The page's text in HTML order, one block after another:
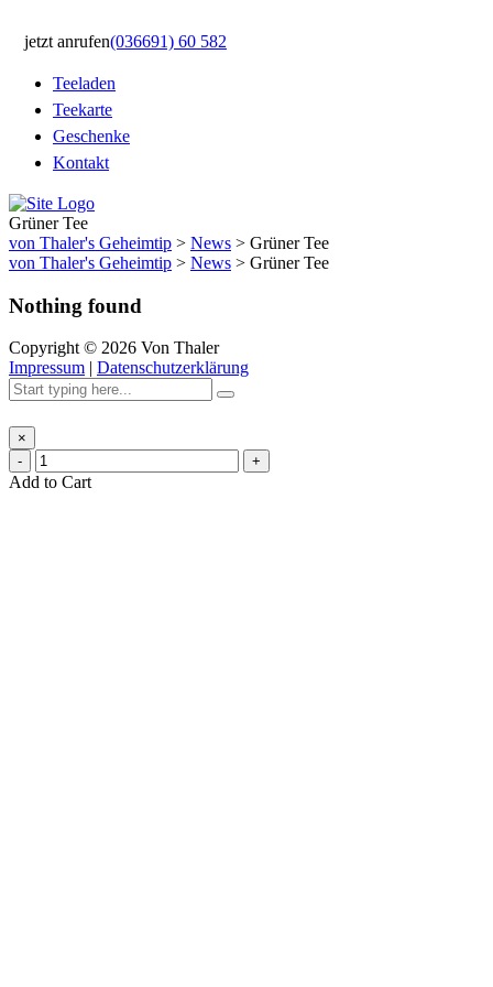
jetzt anrufen(036691) 60 582
Teeladen
Teekarte
Geschenke
Kontakt
Grüner Tee
von Thaler's Geheimtip > News > Grüner Tee
von Thaler's Geheimtip > News > Grüner Tee
Nothing found
Copyright © 2026 Von Thaler
Impressum | Datenschutzerklärung
×
-
+
Add to Cart